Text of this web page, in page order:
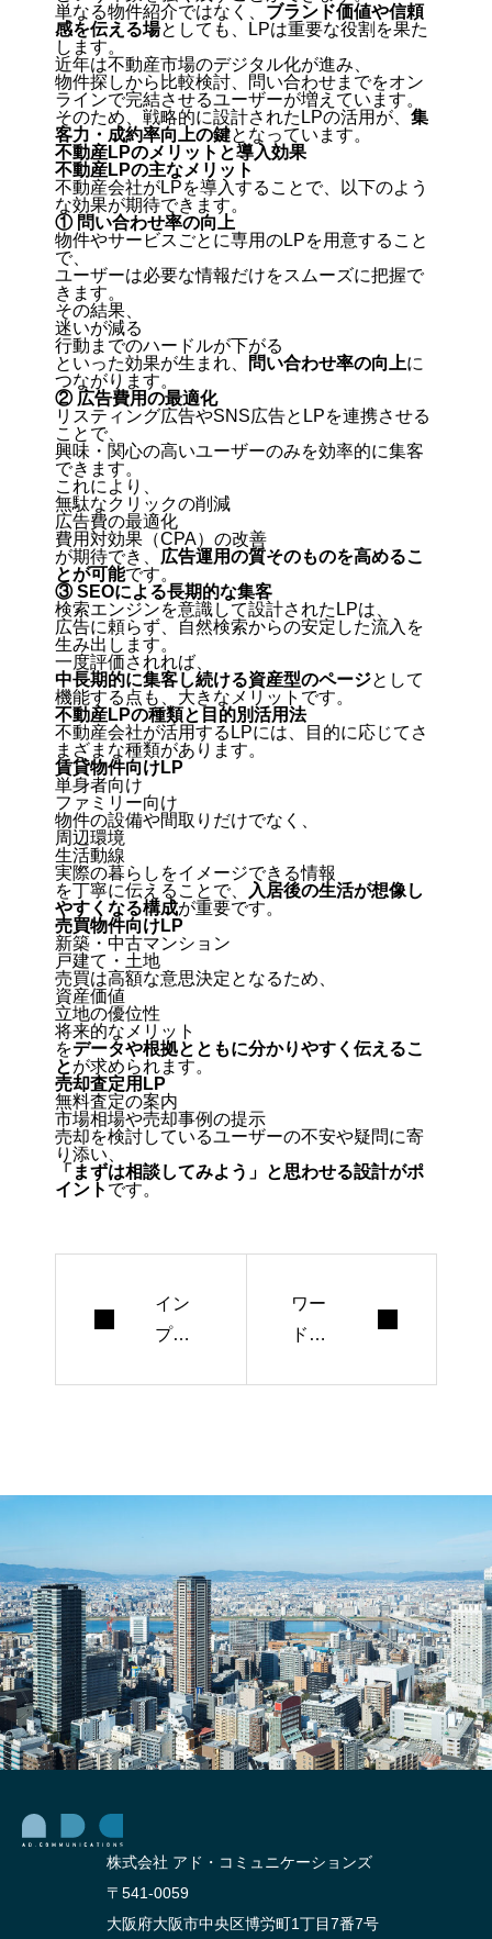
単なる物件紹介ではなく、 ブランド価値や信頼
感を伝える場と しても、LPは重要な役割を果た
します。
近年は不動産市場のデジタル化が進み、
物件探しから比較検討、問い合わせまでをオン
ラインで完結させるユーザーが増えています。
そのため、戦略的に設計されたLPの活用が、 集
客力・成約率向上の鍵となっています。
不動産LPのメリットと導入効果
不動産LPの主なメリット
不動産会社がLPを導入することで、以下のよう
な効果が期待できます。
① 問い合わせ率の向上
物件やサービスごとに専用のLPを用意すること
で、
ユーザーは必要な情報だけをスムーズに把握で
きます。
その結果、
迷いが減る
行動までのハードルが下がる
といった効果が生まれ、
問い合わせ率の向上に
つながります。
② 広告費用の最適化
リスティング広告やSNS広告とLPを連携させる
ことで、
興味・関心の高いユーザーのみを効率的に集客
できます。
これにより、
無駄なクリックの削減
広告費の最適化
費用対効果（CPA）の改善
が期待でき、 広告運用の質そのものを高めるこ
とが可能です。
③ SEOによる長期的な集客
検索エンジンを意識して設計されたLPは、
広告に頼らず、自然検索からの安定した流入を
生み出します。
一度評価されれば、
中長期的に集客し続ける資産型のページとして
機能する点も、大きなメリットです。
不動産LPの種類と目的別活用法
不動産会社が活用するLPには、目的に応じてさ
まざまな種類があります。
賃貸物件向けLP
単身者向け
ファミリー向け
物件の設備や間取りだけでなく、
周辺環境
生活動線
実際の暮らしをイメージできる情報
を丁寧に伝えることで、
入居後の生活が想像し
やすくなる構成が重要です。
売買物件向けLP
新築・中古マンション
戸建て・土地
売買は高額な意思決定となるため、
資産価値
立地の優位性
将来的なメリット
をデータや根拠とともに分かりやすく伝えるこ
とが求められます。
売却査定用LP
無料査定の案内
市場相場や売却事例の提示
売却を検討しているユーザーの不安や疑問に寄
り添い、
「まずは相談してみよう」と思わせる設計がポ
イント です。
イン
プレ
ワー
ドプ
株式会社 アド・コミュニケーションズ
〒541-0059
大阪府大阪市中央区博労町1丁目7番7号